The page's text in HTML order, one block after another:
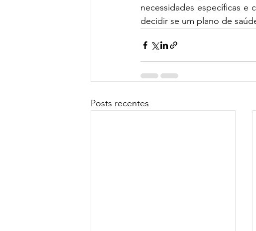
necessidades específicas e
decidir se um plano de
Posts recentes